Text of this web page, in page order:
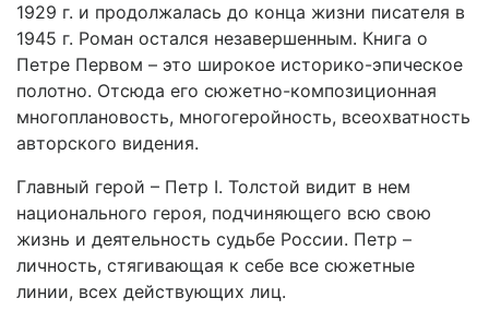
1929 г. и продолжалась до конца жизни писателя в
1945 г. Роман остался незавершенным. Книга о
Петре Первом – это широкое историко-эпическое
полотно. Отсюда его сюжетно-композиционная
многоплановость, многогеройность, всеохватность
авторского видения.
Главный герой – Петр I. Толстой видит в нем
национального героя, подчиняющего всю свою
жизнь и деятельность судьбе России. Петр –
личность, стягивающая к себе все сюжетные
линии, всех действующих лиц.